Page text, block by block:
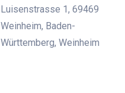
Luisenstrasse 1, 69469
Weinheim, Baden-
Württemberg, Weinheim